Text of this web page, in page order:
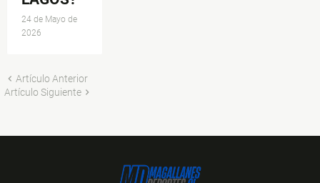
24 de Mayo de
2026
Artículo Anterior
Artículo Siguiente